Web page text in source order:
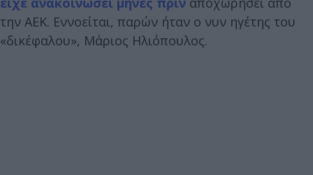
την ΑΕΚ. Εννοείται, παρών ήταν ο νυν ηγέτης του
«δικέφαλου», Μάριος Ηλιόπουλος.